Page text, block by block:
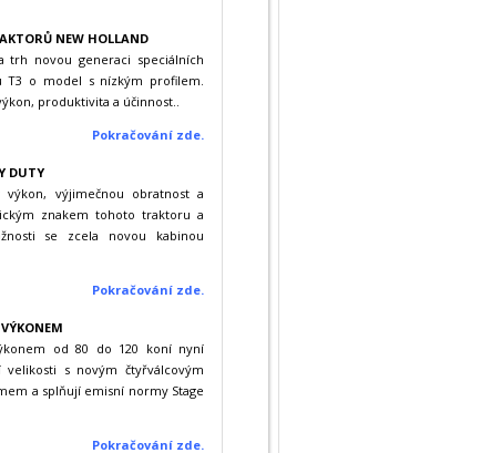
NEW HOLLAND
trh novou generaci speciálních
T3 o model s nízkým profilem.
produktivita a účinnost..
Pokračování zde.
DUTY
výkon, výjimečnou obratnost a
znakem tohoto traktoru a
se zcela novou kabinou
Pokračování zde.
od 80 do 120 koní nyní
s novým čtyřválcovým
a splňují emisní normy Stage
Pokračování zde.